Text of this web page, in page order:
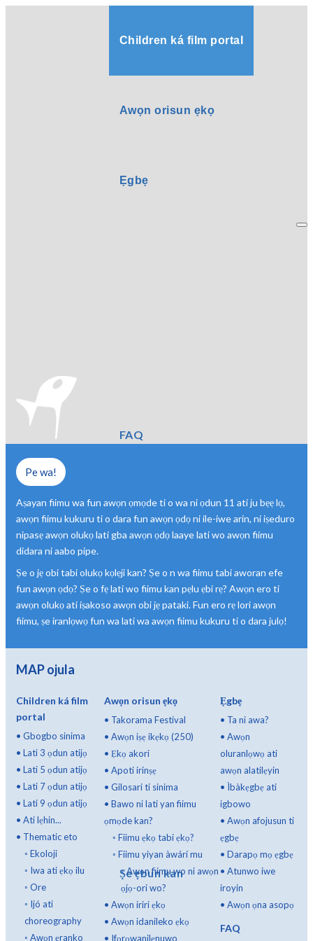
Children ká film portal
Awọn orisun ẹkọ
Ẹgbẹ
FAQ
Ṣe ẹbun kan
Pe wa!
Aṣayan fiimu wa fun awọn ọmọde ti o wa ni ọdun 11 ati ju bẹẹ lọ,
awọn fiimu kukuru ti o dara fun awọn ọdọ ni ile-iwe arin, ni iṣeduro
nipasẹ awọn olukọ lati gba awọn ọdọ laaye lati wo awọn fiimu
didara ni aabo pipe.
Ṣe o jẹ obi tabi olukọ kọlẹji kan? Ṣe o n wa fiimu tabi aworan efe
fun awọn ọdọ? Ṣe o fẹ lati wo fiimu kan pẹlu ẹbi rẹ? Awọn ero ti
awọn olukọ ati iṣakoso awọn obi jẹ pataki. Fun ero rẹ lori awọn
fiimu, ṣe iranlọwọ fun wa lati wa awọn fiimu kukuru ti o dara julọ!
MAP ojula
Children ká film
portal
• Gbogbo sinima
• Lati 3 ọdun atijọ
• Lati 5 ọdun atijọ
• Lati 7 ọdun atijọ
• Lati 9 ọdun atijọ
• Ati lẹhin...
• Thematic eto
◦ Ekoloji
◦ Iwa ati ẹkọ ilu
◦ Ore
◦ Ijó ati
choreography
◦ Awọn ẹranko
Awọn orisun ẹkọ
• Takorama Festival
• Awọn iṣẹ ikẹkọ (250)
• Ẹkọ akori
• Apoti irinṣẹ
• Gilosari ti sinima
• Bawo ni lati yan fiimu
ọmọde kan?
◦ Fiimu ẹkọ tabi ẹkọ?
◦ Fiimu yiyan àwárí mu
◦Awọn fiimu wo ni awọn
ọjọ-ori wo?
• Awọn iriri ẹkọ
• Awọn idanileko ẹkọ
• Ifọrọwanilẹnuwo
Ẹgbẹ
• Ta ni awa?
•Awọn
oluranlọwọ ati
awọn alatilẹyin
• Ìbàkẹgbẹ ati
igbowo
•Awọn afojusun ti
ẹgbẹ
•Darapọ mọ ẹgbẹ
•Atunwo iwe
iroyin
•Awọn ọna asopọ
FAQ